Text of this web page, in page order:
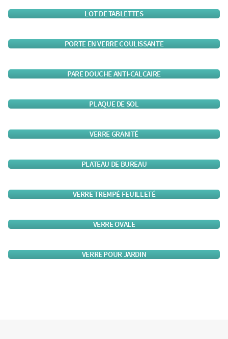
LOT DE TABLETTES
PORTE EN VERRE COULISSANTE
PARE DOUCHE ANTI-CALCAIRE
PLAQUE DE SOL
VERRE GRANITÉ
PLATEAU DE BUREAU
VERRE TREMPÉ FEUILLETÉ
VERRE OVALE
VERRE POUR JARDIN